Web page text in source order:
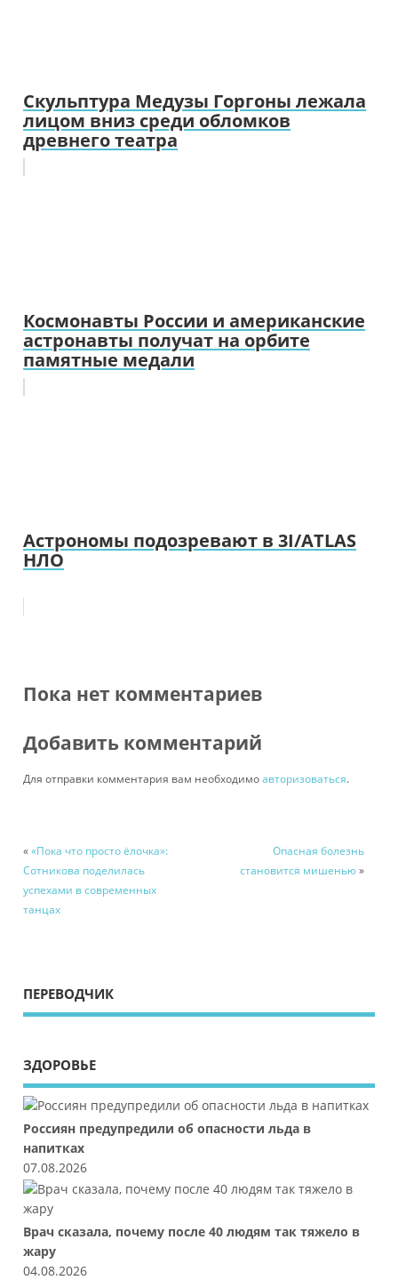
Скульптура Медузы Горгоны лежала
лицом вниз среди обломков
древнего театра
Космонавты России и американские
астронавты получат на орбите
памятные медали
Астрономы подозревают в 3I/ATLAS
НЛО
Пока нет комментариев
Добавить комментарий
Для отправки комментария вам необходимоавторизоваться.
««Пока что просто ёлочка»:
Сотникова поделилась
успехами в современных
танцах
Опасная болезнь
становится мишенью»
ПЕРЕВОДЧИК
ЗДОРОВЬЕ
Россиян предупредили об опасности льда в
напитках
07.08.2026
Врач сказала, почему после 40 людям так тяжело в
жару
04.08.2026